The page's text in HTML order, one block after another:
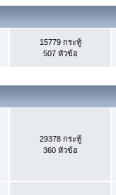
15779 กระทู้
507 หัวข้อ
29378 กระทู้
360 หัวข้อ